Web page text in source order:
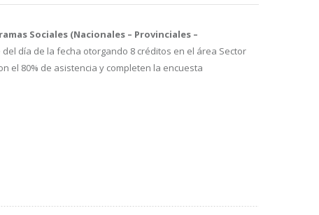
Sociales (Nacionales – Provinciales –
día de la fecha otorgando 8 créditos en el área Sector
el 80% de asistencia y completen la encuesta